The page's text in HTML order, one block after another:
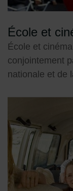
École et
École et
conjointement
nationale et de